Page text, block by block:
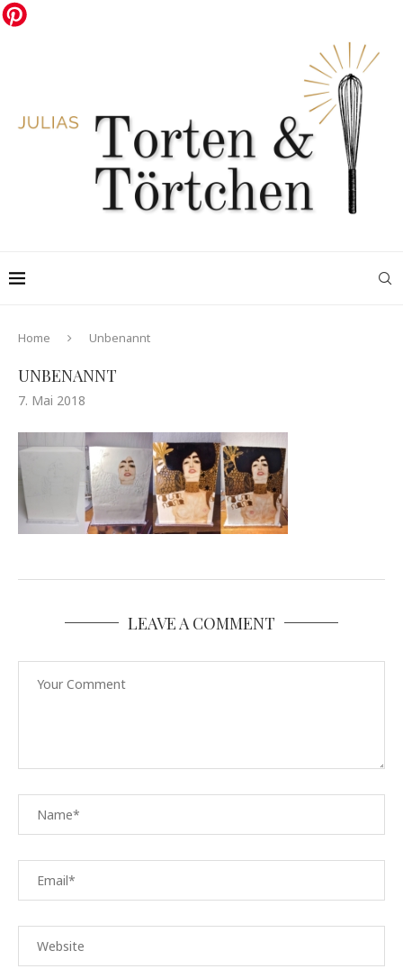
Home Unbenannt
UNBENANNT
7. Mai 2018
LEAVE A COMMENT